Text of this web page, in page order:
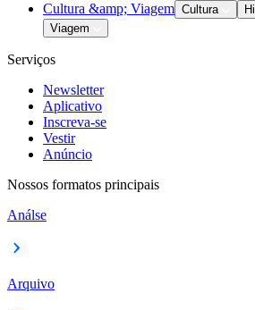
Cultura &amp; Viagem Cultura
Viagem
Serviços
Newsletter
Aplicativo
Inscreva-se
Vestir
Anúncio
Nossos formatos principais
Análse
Arquivo